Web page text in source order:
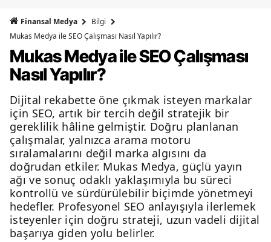
Finansal Medya
Bilgi
Mukas Medya ile SEO Çalışması Nasıl Yapılır?
Mukas Medya ile SEO Çalışması
Nasıl Yapılır?
Dijital rekabette öne çıkmak isteyen markalar
için SEO, artık bir tercih değil stratejik bir
gereklilik hâline gelmiştir. Doğru planlanan
çalışmalar, yalnızca arama motoru
sıralamalarını değil marka algısını da
doğrudan etkiler. Mukas Medya, güçlü yayın
ağı ve sonuç odaklı yaklaşımıyla bu süreci
kontrollü ve sürdürülebilir biçimde yönetmeyi
hedefler. Profesyonel SEO anlayışıyla ilerlemek
isteyenler için doğru strateji, uzun vadeli dijital
başarıya giden yolu belirler.